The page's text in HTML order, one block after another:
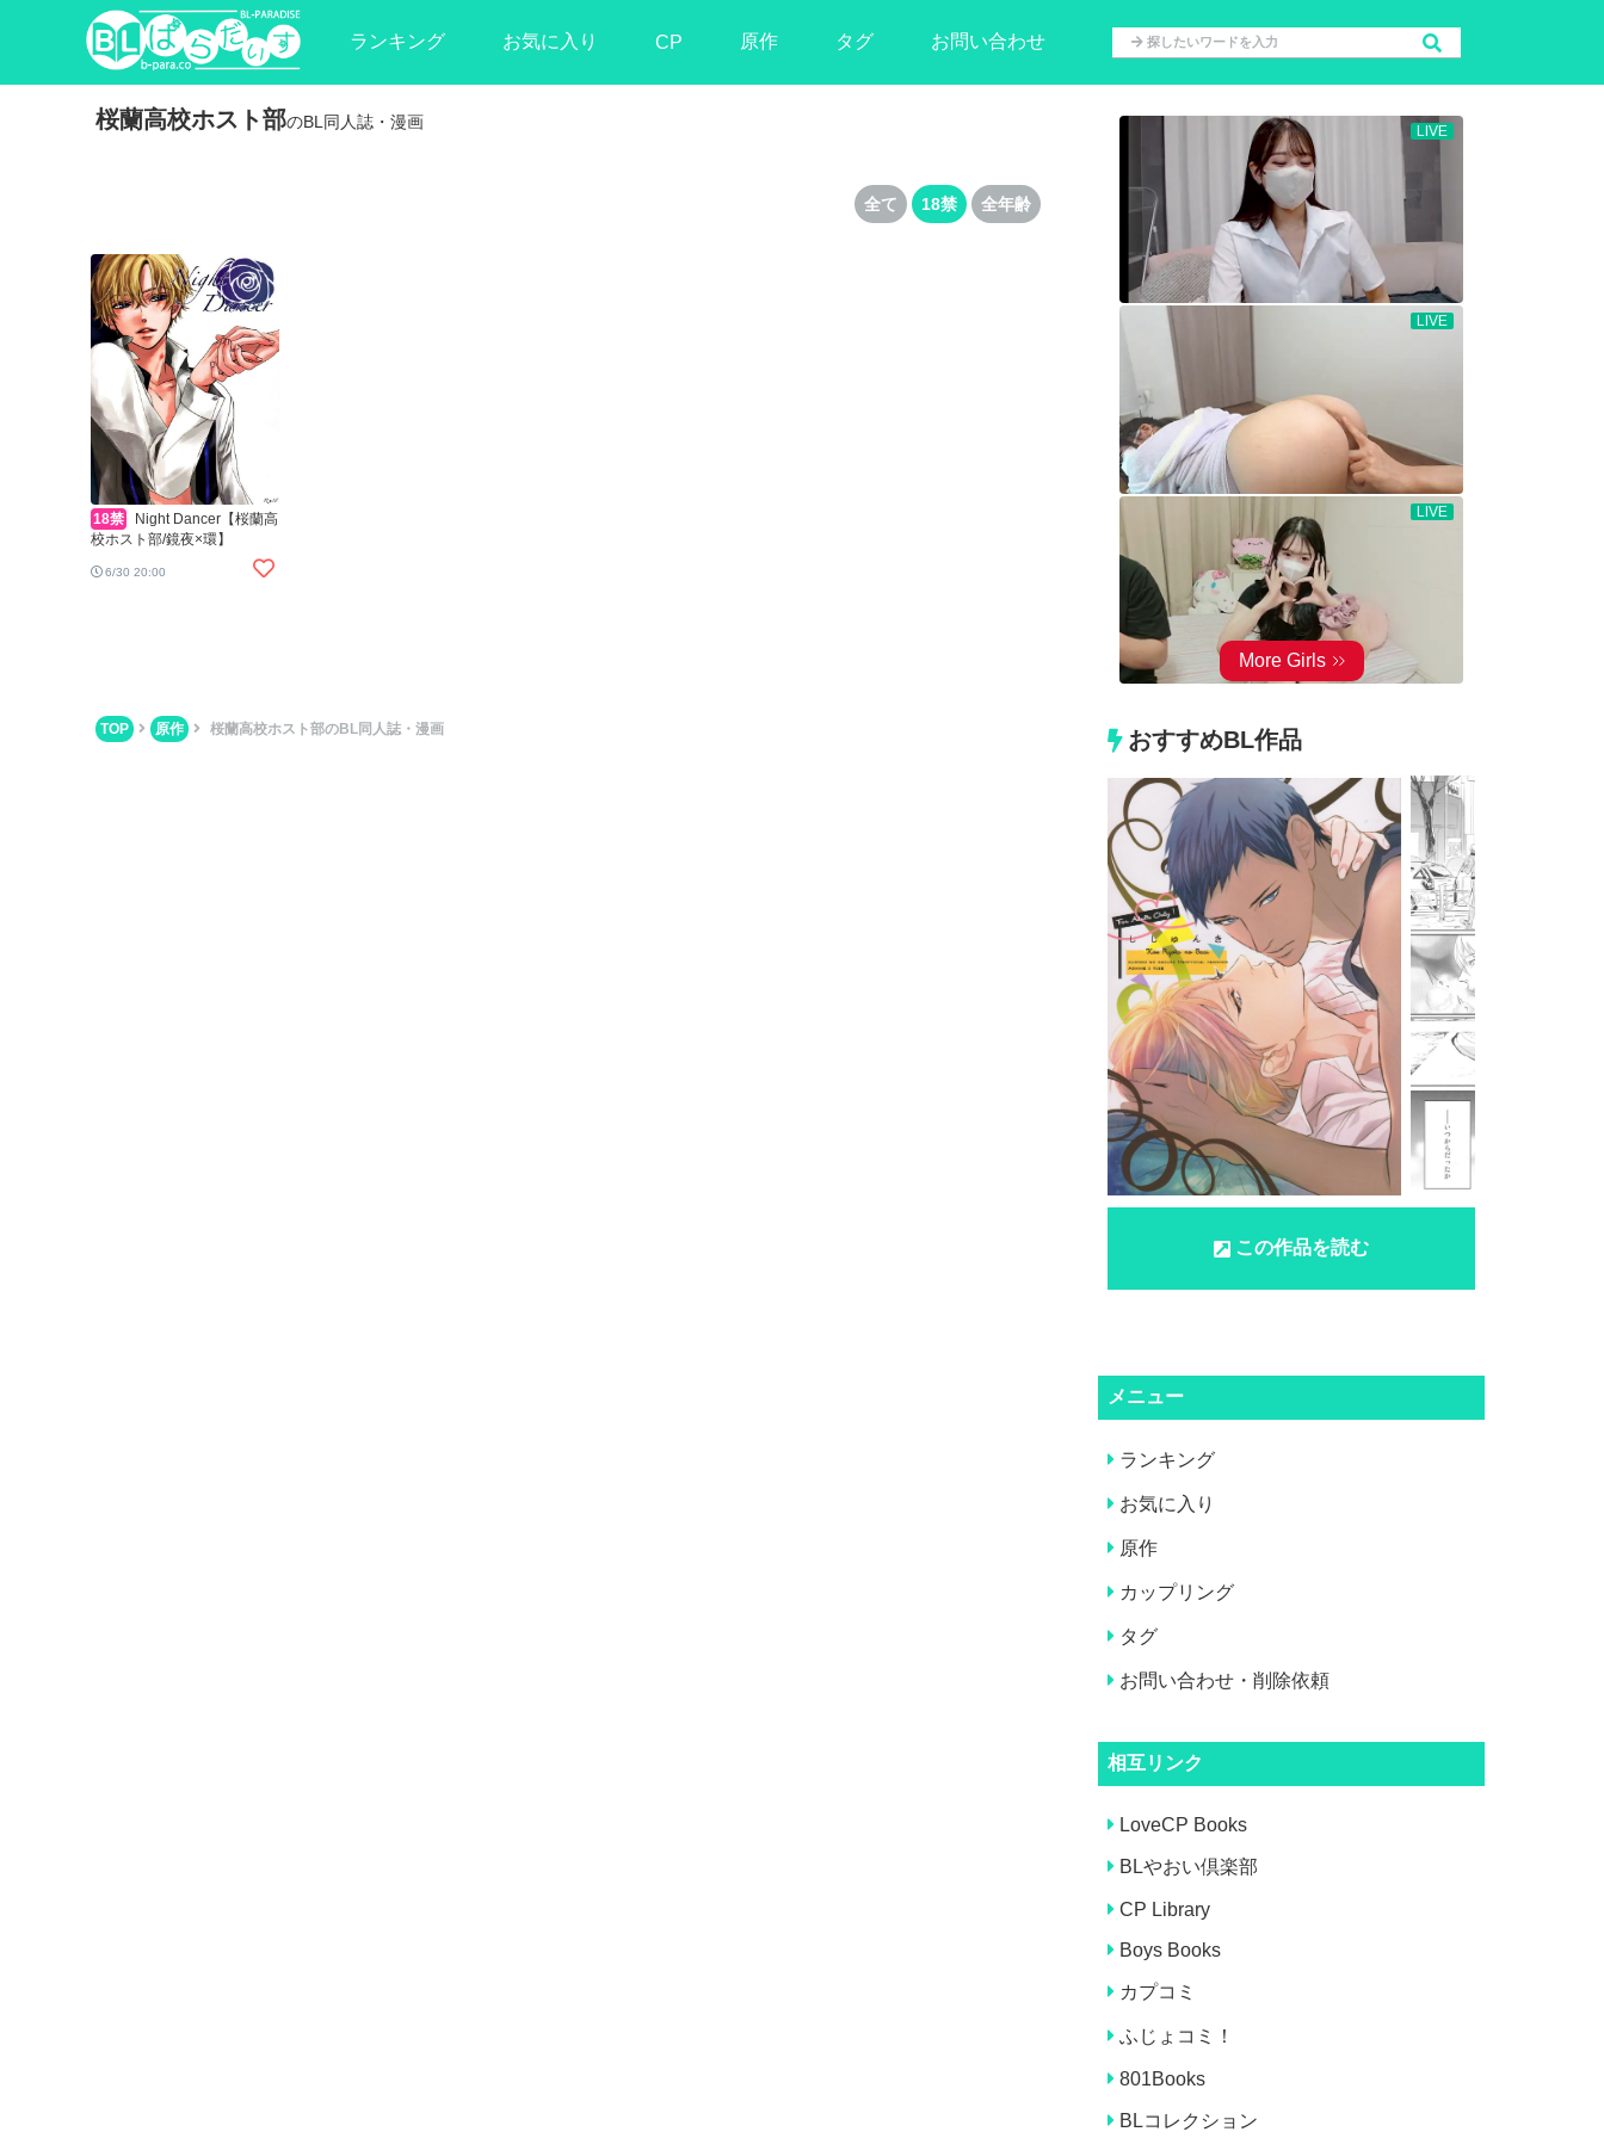
ランキング お気に入り CP 原作 タグ お問い合わせ
桜蘭高校ホスト部のBL同人誌・漫画
全て 18禁 全年齢
18禁
校ホスト部/鏡夜×環】
6/30 20:00
TOP 原作 桜蘭高校ホスト部のBL同人誌・漫画 おすすめBL作品
この作品を読む
メニュー
ランキング
お気に入り
原作
カップリング
タグ
お問い合わせ・削除依頼
相互リンク
LoveCP Books
BLやおい倶楽部
CP Library
Boys Books
カプコミ
ふじょコミ！
801Books
BLコレクション